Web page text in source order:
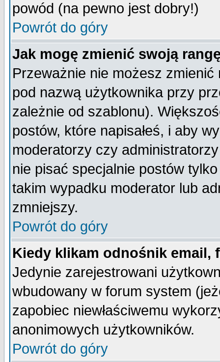
powód (na pewno jest dobry!)
Powrót do góry
Jak mogę zmienić swoją
Przeważnie nie możesz
pod nazwą użytkownika przy
zależnie od szablonu).
postów, które napisałeś, i aby
moderatorzy czy
nie pisać specjalnie postów
takim wypadku moderator lub
zmniejszy.
Powrót do góry
Kiedy klikam odnośnik email,
Jedynie zarejestrowani
wbudowany w forum system
zapobiec niewłaściwemu
anonimowych użytkowników.
Powrót do góry